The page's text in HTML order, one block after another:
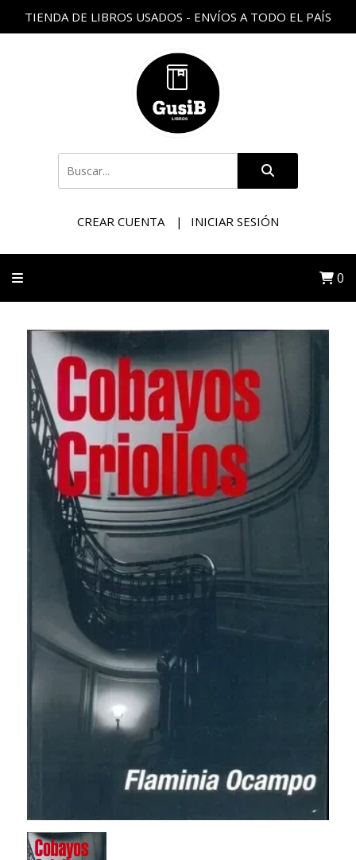
TIENDA DE LIBROS USADOS - ENVÍOS A TODO EL PAÍS
CREAR CUENTA INICIAR SESIÓN
0